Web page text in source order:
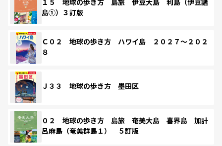
島①）３訂版
Ｃ０２ 地球の歩き方 ハワイ島 ２０２７～２０２
８
Ｊ３３ 地球の歩き方 墨田区
０２ 地球の歩き方 島旅 奄美大島 喜界島 加計
呂麻島（奄美群島１） ５訂版